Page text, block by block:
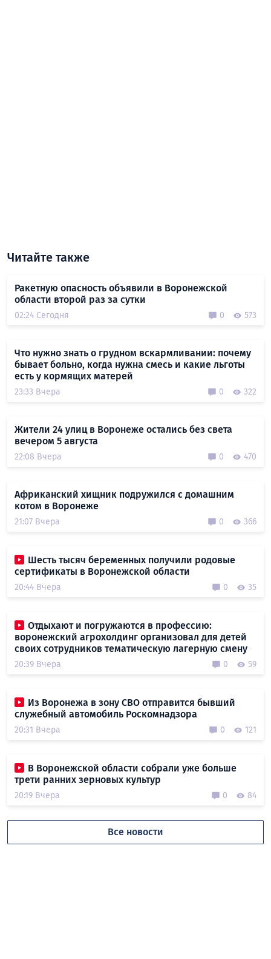
Читайте также
Ракетную опасность объявили в Воронежской
области второй раз за сутки
02:24 Сегодня 0 573
Что нужно знать о грудном вскармливании: почему
бывает больно, когда нужна смесь и какие льготы
есть у кормящих матерей
23:33 Вчера 0 322
Жители 24 улиц в Воронеже остались без света
вечером 5 августа
22:08 Вчера 0 470
Африканский хищник подружился с домашним
котом в Воронеже
21:07 Вчера 0 366
Шесть тысяч беременных получили родовые
сертификаты в Воронежской области
20:44 Вчера 0 35
Отдыхают и погружаются в профессию:
воронежский агрохолдинг организовал для детей
своих сотрудников тематическую лагерную смену
20:39 Вчера 0 59
Из Воронежа в зону СВО отправится бывший
служебный автомобиль Роскомнадзора
20:31 Вчера 0 121
В Воронежской области собрали уже больше
трети ранних зерновых культур
20:19 Вчера 0 84
Все новости